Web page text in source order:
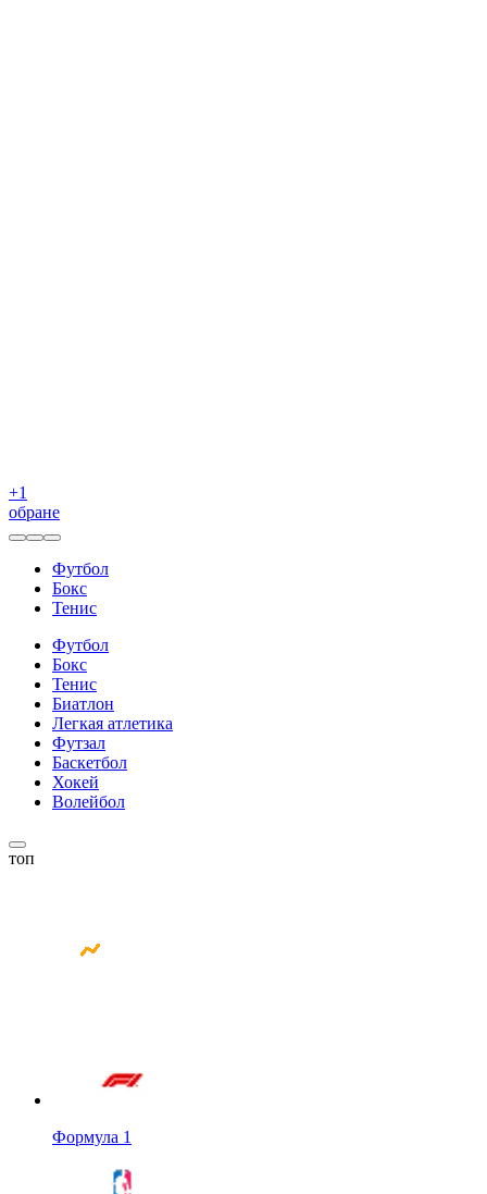
+1
обране
Футбол
Бокс
Тенис
Футбол
Бокс
Тенис
Биатлон
Легкая атлетика
Футзал
Баскетбол
Хокей
Волейбол
топ
Формула 1